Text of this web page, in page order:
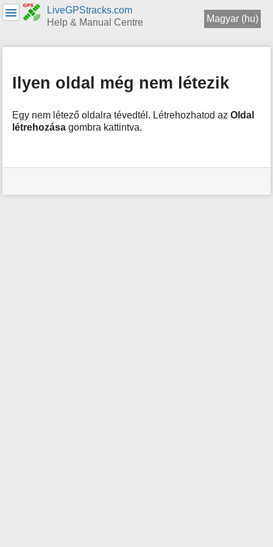
LiveGPStracks.com
Help & Manual Centre
Magyar (hu)
Ilyen oldal még nem létezik
Egy nem létező oldalra tévedtél. Létrehozhatod azOldal
létrehozása gombra kattintva.